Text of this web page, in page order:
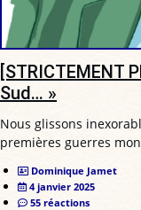
[STRICTEMENT
Sud… »
Nous glissons
premières guerres
Dominique Jamet
4 janvier 2025
55 réactions